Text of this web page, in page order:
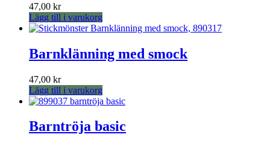
olika
alternativen
väljas
på
47,00 kr
Lägg till i varukorg
Barnklänning med smock
47,00 kr
Lägg till i varukorg
Barntröja basic